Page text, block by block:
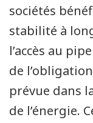
sociétés
stabilité à
l’accès au
de
prévue dans
de l’énergie.